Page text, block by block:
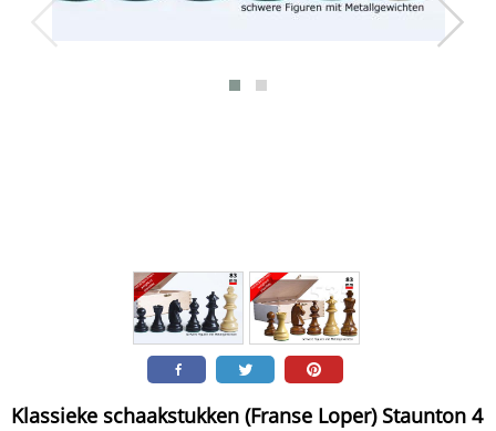
Klassieke schaakstukken (Franse Loper) Staunton 4